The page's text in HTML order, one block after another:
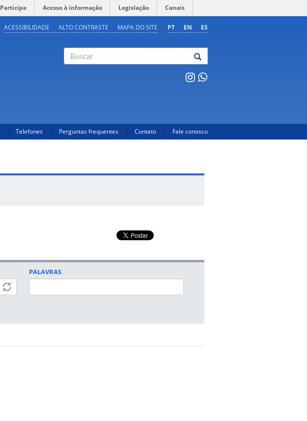
Participe Acesso à informação Legislação Canais
PT EN ES
ACESSIBILIDADE ALTO CONTRASTE MAPA DO SITE
Telefones Perguntas frequentes Contato Fale conosco
PALAVRAS